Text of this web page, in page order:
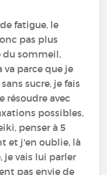
fatigue, le
pas plus
du sommeil,
parce que je
sucre, je fais
résoudre avec
possibles,
penser à 5
et j'en oublie, là
je vais lui parler
pas envie de